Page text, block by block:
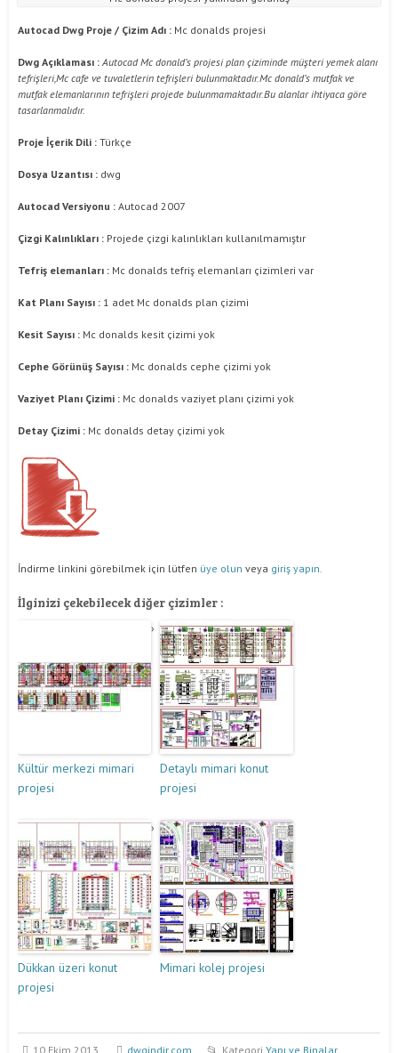
Autocad Dwg Proje / Çizim Adı : Mc donalds projesi
Dwg Açıklaması : Autocad Mc donald’s projesi plan çiziminde müşteri yemek alanı
tefrişleri,Mc cafe ve tuvaletlerin tefrişleri bulunmaktadır.Mc donald’s mutfak ve
mutfak elemanlarının tefrişleri projede bulunmamaktadır.Bu alanlar ihtiyaca göre
tasarlanmalıdır.
Proje İçerik Dili : Türkçe
Dosya Uzantısı : dwg
Autocad Versiyonu : Autocad 2007
Çizgi Kalınlıkları : Projede çizgi kalınlıkları kullanılmamıştır
Tefriş elemanları : Mc donalds tefriş elemanları çizimleri var
Kat Planı Sayısı : 1 adet Mc donalds plan çizimi
Kesit Sayısı : Mc donalds kesit çizimi yok
Cephe Görünüş Sayısı : Mc donalds cephe çizimi yok
Vaziyet Planı Çizimi : Mc donalds vaziyet planı çizimi yok
Detay Çizimi : Mc donalds detay çizimi yok
İndirme linkini görebilmek için lütfen üye olun veya giriş yapın.
İlginizi çekebilecek diğer çizimler :
Kültür merkezi mimari
projesi
Detaylı mimari konut
projesi
Dükkan üzeri konut
projesi
Mimari kolej projesi
10 Ekim 2013 dwgindir.com KategoriYapı ve Binalar